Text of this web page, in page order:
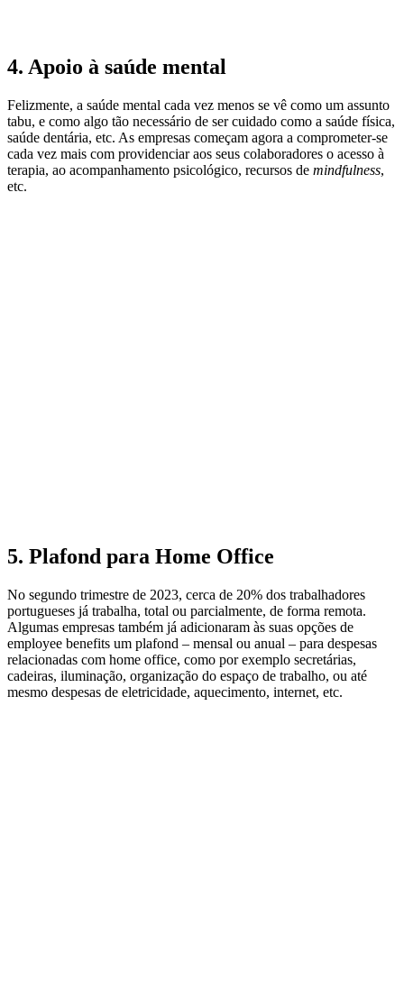
4. Apoio à saúde mental
Felizmente, a saúde mental cada vez menos se vê como um assunto
tabu, e como algo tão necessário de ser cuidado como a saúde física,
saúde dentária, etc. As empresas começam agora a comprometer-se
cada vez mais com providenciar aos seus colaboradores o acesso à
terapia, ao acompanhamento psicológico, recursos de mindfulness,
etc.
5. Plafond para Home Office
No segundo trimestre de 2023, cerca de 20% dos trabalhadores
portugueses já trabalha, total ou parcialmente, de forma remota.
Algumas empresas também já adicionaram às suas opções de
employee benefits um plafond – mensal ou anual – para despesas
relacionadas com home office, como por exemplo secretárias,
cadeiras, iluminação, organização do espaço de trabalho, ou até
mesmo despesas de eletricidade, aquecimento, internet, etc.